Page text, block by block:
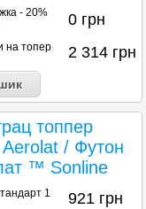
- 20%
0 грн
на топер
2 314 грн
топпер
/ Футон
™ Sonline
1
921 грн